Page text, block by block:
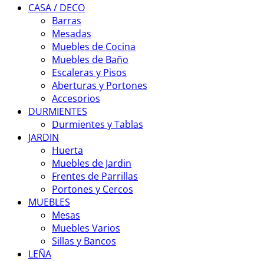
CASA / DECO
Barras
Mesadas
Muebles de Cocina
Muebles de Baño
Escaleras y Pisos
Aberturas y Portones
Accesorios
DURMIENTES
Durmientes y Tablas
JARDIN
Huerta
Muebles de Jardin
Frentes de Parrillas
Portones y Cercos
MUEBLES
Mesas
Muebles Varios
Sillas y Bancos
LEÑA